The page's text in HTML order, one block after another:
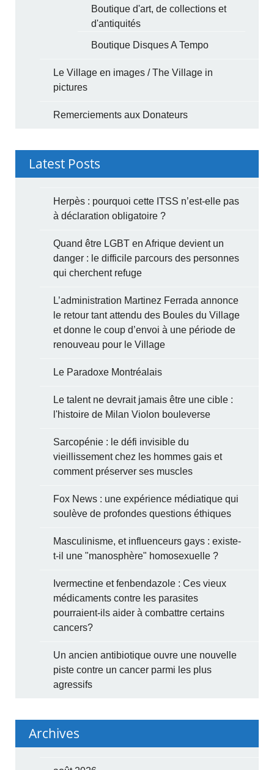
Boutique d'art, de collections et
d'antiquités
Boutique Disques A Tempo
Le Village en images / The Village in
pictures
Remerciements aux Donateurs
Latest Posts
Herpès : pourquoi cette ITSS n’est-elle pas
à déclaration obligatoire ?
Quand être LGBT en Afrique devient un
danger : le difficile parcours des personnes
qui cherchent refuge
L’administration Martinez Ferrada annonce
le retour tant attendu des Boules du Village
et donne le coup d’envoi à une période de
renouveau pour le Village
Le Paradoxe Montréalais
Le talent ne devrait jamais être une cible :
l'histoire de Milan Violon bouleverse
Sarcopénie : le défi invisible du
vieillissement chez les hommes gais et
comment préserver ses muscles
Fox News : une expérience médiatique qui
soulève de profondes questions éthiques
Masculinisme, et influenceurs gays : existe-
t-il une "manosphère" homosexuelle ?
Ivermectine et fenbendazole : Ces vieux
médicaments contre les parasites
pourraient-ils aider à combattre certains
cancers?
Un ancien antibiotique ouvre une nouvelle
piste contre un cancer parmi les plus
agressifs
Archives